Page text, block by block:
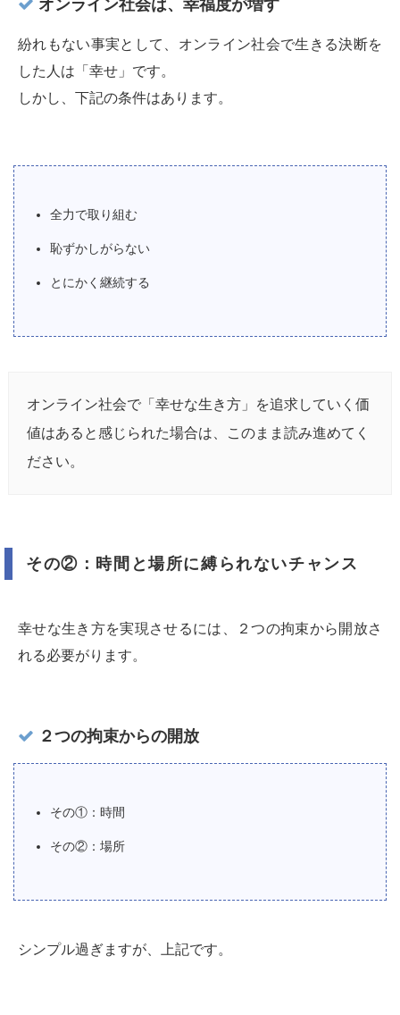
オンライン社会は、幸福度が増す
紛れもない事実として、オンライン社会で生きる決断を
した人は「幸せ」です。
しかし、下記の条件はあります。
全力で取り組む
恥ずかしがらない
とにかく継続する
オンライン社会で「幸せな生き方」を追求していく価
値はあると感じられた場合は、このまま読み進めてく
ださい。
その②：時間と場所に縛られないチャンス
幸せな生き方を実現させるには、２つの拘束から開放さ
れる必要がります。
２つの拘束からの開放
その①：時間
その②：場所
シンプル過ぎますが、上記です。